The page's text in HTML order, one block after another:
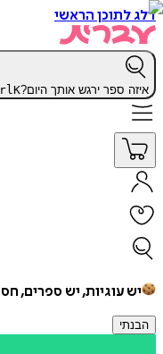
דלג לתוכן הראשי
איזה ספר ירגש אותך היום?K
יש עוגיות, יש ספרים,
הבנתי